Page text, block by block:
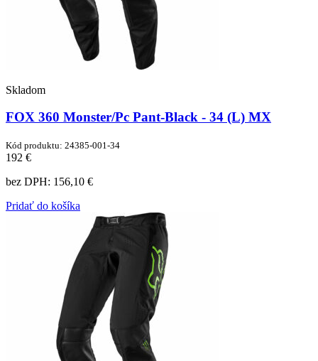
Skladom
FOX 360 Monster/Pc Pant-Black - 34 (L) MX
Kód produktu: 24385-001-34
192 €
bez DPH: 156,10 €
Pridať do košíka